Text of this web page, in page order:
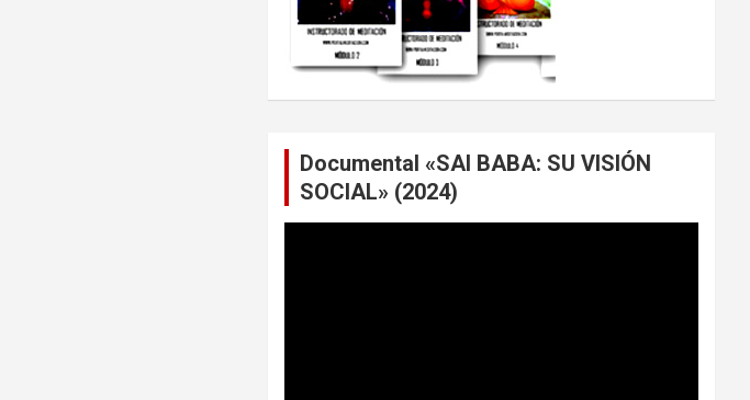
Documental «SAI BABA: SU VISIÓN
SOCIAL» (2024)